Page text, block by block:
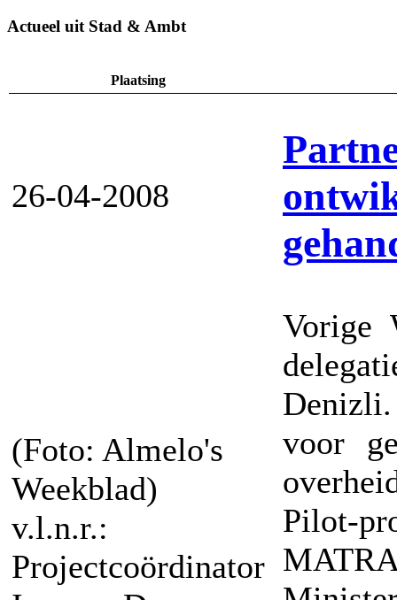
Actueel uit Stad & Ambt
Plaatsing
26-04-2008
(Foto: Almelo's
Weekblad)
v.l.n.r.:
Projectcoördinator
Vorige
voor
Pilot-